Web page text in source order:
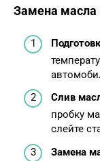
Замена масла
Слив
пробку
слейте
Замена